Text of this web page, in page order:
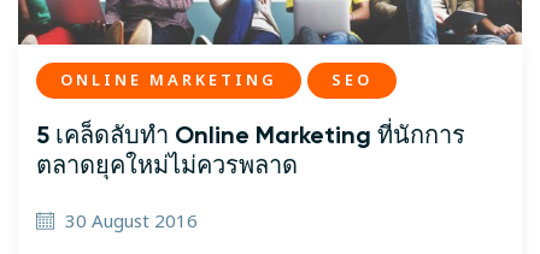
ONLINE MARKETING SEO
5 เคล็ดลับทำ Online Marketing ที่นักการ
ตลาดยุคใหม่ไม่ควรพลาด
30 August 2016